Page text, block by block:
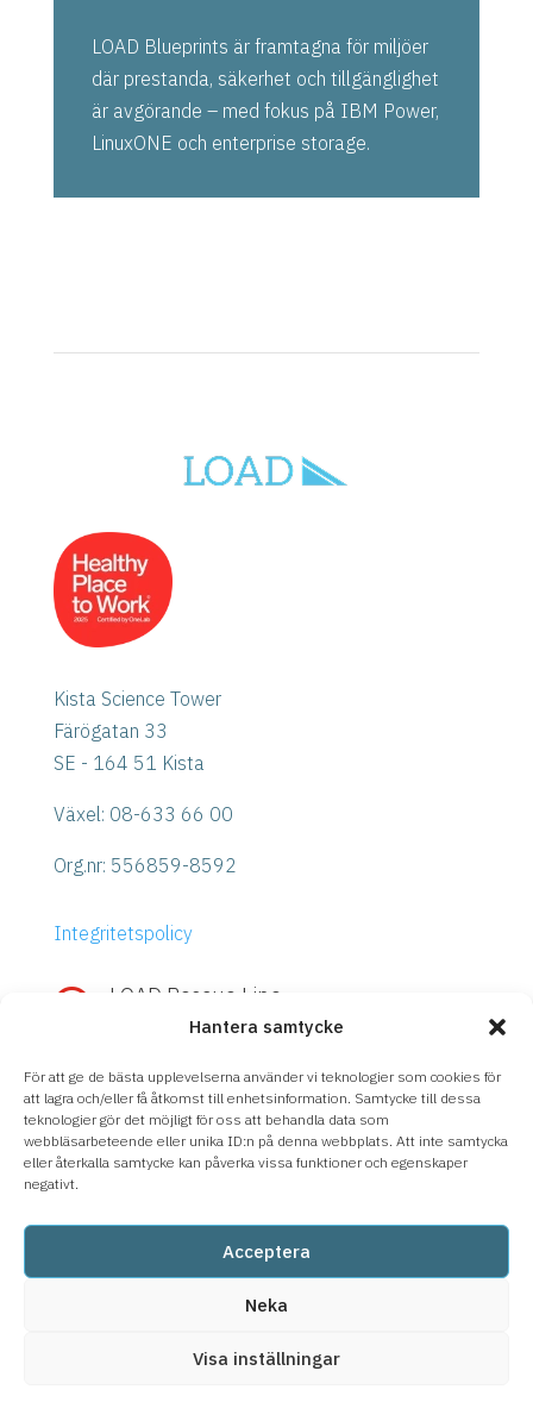
Hantera samtycke
För att ge de bästa upplevelserna använder vi teknologier som cookies för
att lagra och/eller få åtkomst till enhetsinformation. Samtycke till dessa
teknologier gör det möjligt för oss att behandla data som
webbläsarbeteende eller unika ID:n på denna webbplats. Att inte samtycka
eller återkalla samtycke kan påverka vissa funktioner och egenskaper
negativt.
Acceptera
Neka
Visa inställningar
LOAD Blueprints är framtagna för miljöer
där prestanda, säkerhet och tillgänglighet
är avgörande – med fokus på IBM Power,
LinuxONE och enterprise storage.
Kista Science Tower
Färögatan 33
SE - 164 51 Kista
Växel: 08-633 66 00
Org.nr: 556859-8592
Integritetspolicy
 LOAD Rescue Line
Snabb hjälp med IBM Power eller
Storage?
RingLOAD Rescue Line– direktkontakt
med våra experter, oavsett supportavtal.